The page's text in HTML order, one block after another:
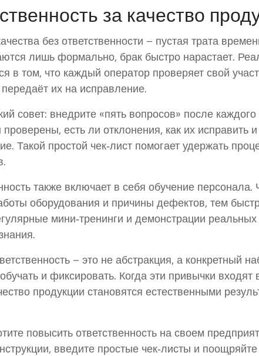
за качество
без ответственности – пустая трата
лишь формально, брак быстро нарастает.
в том, что каждый оператор проверяет свой
их на исправление.
совет: внедрите «пять вопросов» после
есть ли отклонения, как их исправить
Такой простой чек‑лист помогает удержать
также включает в себя обучение
оборудования и причины дефектов, тем
мини‑тренинги и демонстрации
– это не абстракция, а конкретный
и фиксировать. Когда эти привычки
продукции становятся естественными
повысить ответственность на своем
введите простые чек‑листы и